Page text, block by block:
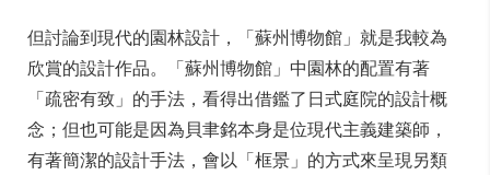
但討論到現代的園林設計，「蘇州博物館」就是我較為
欣賞的設計作品。「蘇州博物館」中園林的配置有著
「疏密有致」的手法，看得出借鑑了日式庭院的設計概
念；但也可能是因為貝聿銘本身是位現代主義建築師，
有著簡潔的設計手法，會以「框景」的方式來呈現另類